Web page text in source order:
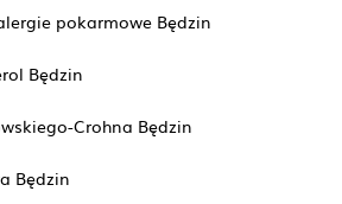
pokarmowe Będzin
Będzin
Crohna Będzin
Będzin